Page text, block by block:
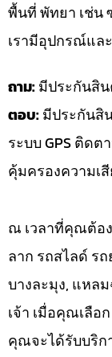
พื้นที่ พัทยา เช่น
เรามีอุปกรณ์แล
ถาม:มีประกันสิน
ตอบ:มีประกันสิ
ระบบ GPS ติด
คุ้มครองความเ
ณ เวลาที่คุณต้อ
ลาก รถสไลด์ ร
บางละมุง, แหล
เจ้า เมื่อคุณเลือ
คุณจะได้รับบริก